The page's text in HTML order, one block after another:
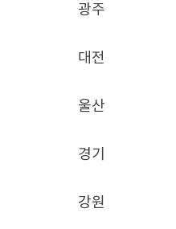
광주
대전
울산
경기
강원